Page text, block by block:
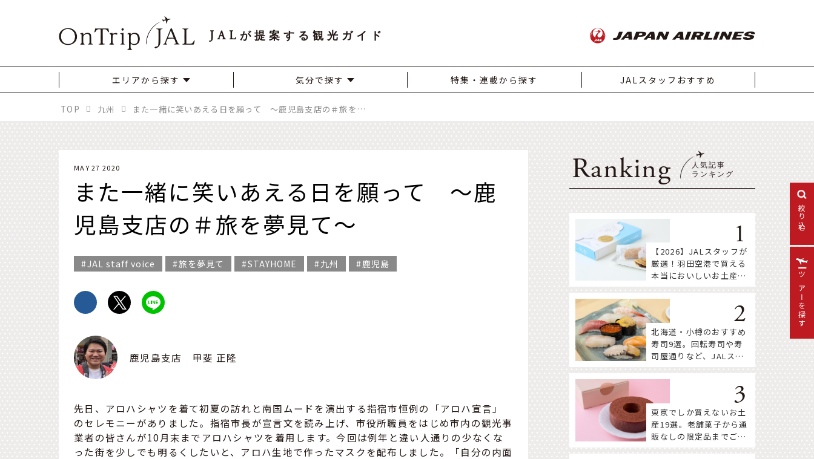
絞り込む
JAL が提案する観光ガイド
エリアから探す 気分で探す 特集・連載から探す JALスタッフおすすめ
TOP 九州 また一緒に笑いあえる日を願って ～鹿児島支店の＃旅を夢見て～
MAY 27 2020
また一緒に笑いあえる日を願って ～鹿
児島支店の＃旅を夢見て～
JAL staff voice 旅を夢見て STAYHOME 九州 鹿児島
鹿児島支店 甲斐 正隆
先日、アロハシャツを着て初夏の訪れと南国ムードを演出する指宿市恒例の「アロハ宣言」
のセレモニーがありました。指宿市長が宣言文を読み上げ、市役所職員をはじめ市内の観光事
業者の皆さんが10月末までアロハシャツを着用します。今回は例年と違い人通りの少なくな
った街を少しでも明るくしたいと、アロハ生地で作ったマスクを配布しました。「自分の内面
Ranking
【2026】JALスタッフが
厳選！羽田空港で買える
本当においしいお土産18
北海道・小樽のおすすめ
寿司9選。回転寿司や寿
司屋通りなど、JALスタ
東京でしか買えないお土
産19選。老舗菓子から通
販なしの限定品までご紹
ツアーを探す